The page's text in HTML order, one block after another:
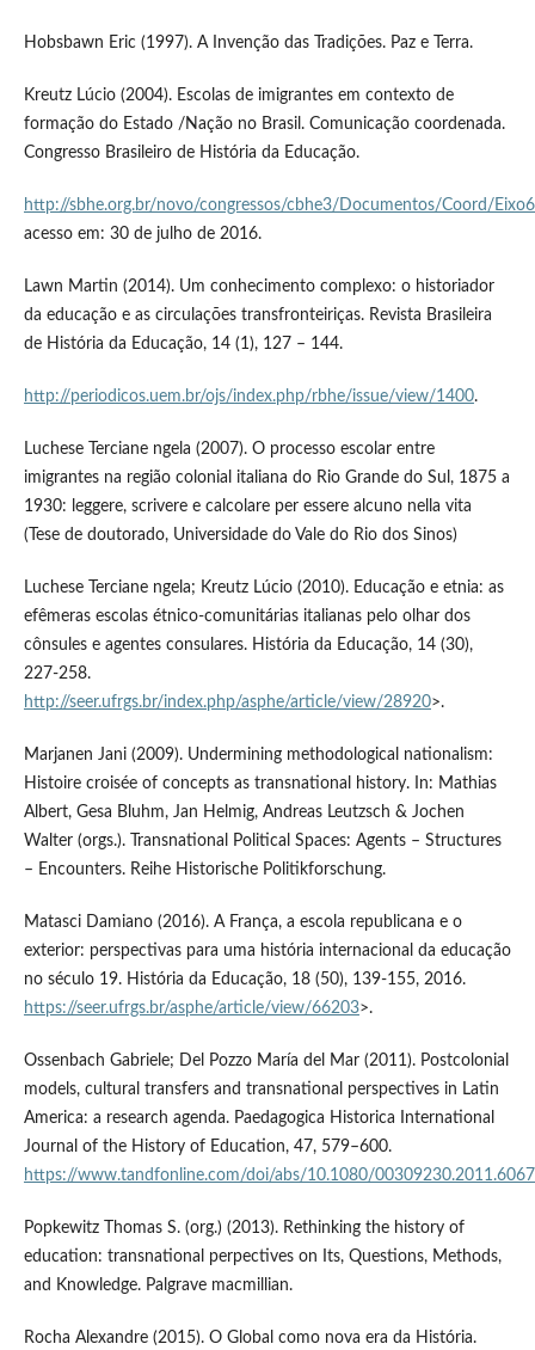
Hobsbawn Eric (1997). A Invenção das Tradições. Paz e Terra.
Kreutz Lúcio (2004). Escolas de imigrantes em contexto de
formação do Estado /Nação no Brasil. Comunicação coordenada.
Congresso Brasileiro de História da Educação.
http://sbhe.org.br/novo/congressos/cbhe3/Documentos/Coord/
acesso em: 30 de julho de 2016.
Lawn Martin (2014). Um conhecimento complexo: o historiador
da educação e as circulações transfronteiriças. Revista Brasileira
de História da Educação, 14 (1), 127 – 144.
http://periodicos.uem.br/ojs/index.php/rbhe/issue/view/1400.
Luchese Terciane ngela (2007). O processo escolar entre
imigrantes na região colonial italiana do Rio Grande do Sul, 1875 a
1930: leggere, scrivere e calcolare per essere alcuno nella vita
(Tese de doutorado, Universidade do Vale do Rio dos Sinos)
Luchese Terciane ngela; Kreutz Lúcio (2010). Educação e etnia: as
efêmeras escolas étnico-comunitárias italianas pelo olhar dos
cônsules e agentes consulares. História da Educação, 14 (30),
227-258.
http://seer.ufrgs.br/index.php/asphe/article/view/28920>.
Marjanen Jani (2009). Undermining methodological nationalism:
Histoire croisée of concepts as transnational history. In: Mathias
Albert, Gesa Bluhm, Jan Helmig, Andreas Leutzsch & Jochen
Walter (orgs.). Transnational Political Spaces: Agents – Structures
– Encounters. Reihe Historische Politikforschung.
Matasci Damiano (2016). A França, a escola republicana e o
exterior: perspectivas para uma história internacional da educação
no século 19. História da Educação, 18 (50), 139-155, 2016.
https://seer.ufrgs.br/asphe/article/view/66203>.
Ossenbach Gabriele; Del Pozzo María del Mar (2011). Postcolonial
models, cultural transfers and transnational perspectives in Latin
America: a research agenda. Paedagogica Historica International
Journal of the History of Education, 47, 579–600.
https://www.tandfonline.com/doi/abs/10.1080/
Popkewitz Thomas S. (org.) (2013). Rethinking the history of
education: transnational perpectives on Its, Questions, Methods,
and Knowledge. Palgrave macmillian.
Rocha Alexandre (2015). O Global como nova era da História.